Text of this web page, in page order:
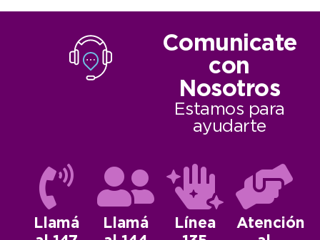
Comunicate
con
Nosotros
Estamos para
ayudarte
Llamá
Llamá
Línea
Atención